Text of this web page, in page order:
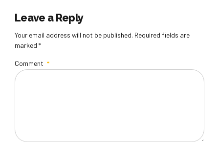
Leave a Reply
Your email address will not be published. Required fields are
marked *
Comment *